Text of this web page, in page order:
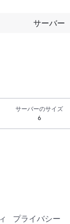
サーバー
サーバーのサイズ
6
プライバシー